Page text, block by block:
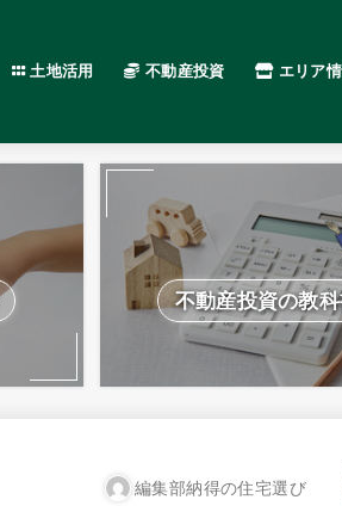
土地活用 不動産投資 エリア
不動産投資の教
編集部納得の住宅選び